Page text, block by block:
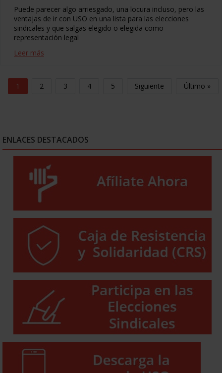
Puede parecer algo arriesgado, una locura incluso, pero las
ventajas de ir con USO en una lista para las elecciones
sindicales y que salgas elegido o elegida como
representación legal
Leer más
1 2 3 4 5 Siguiente Último »
ENLACES DESTACADOS